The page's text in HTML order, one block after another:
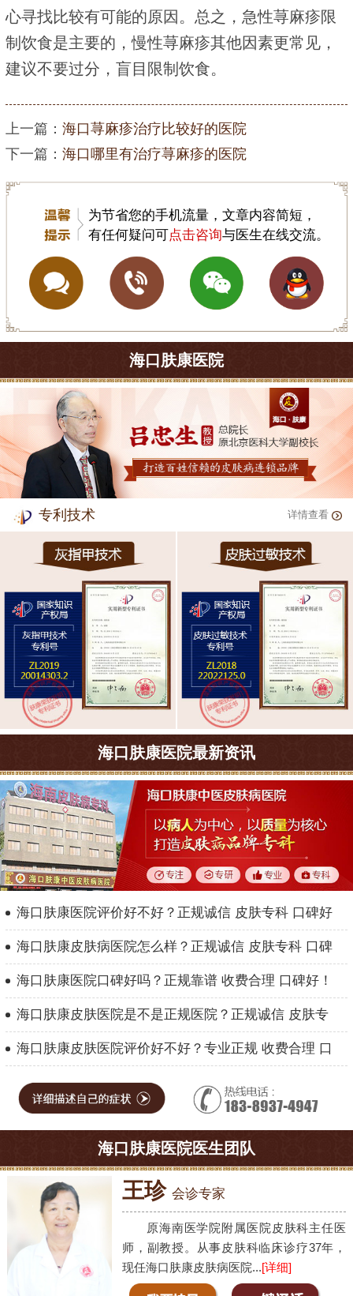
心寻找比较有可能的原因。总之，急性荨麻疹限
制饮食是主要的，慢性荨麻疹其他因素更常见，
建议不要过分，盲目限制饮食。
上一篇： 海口荨麻疹治疗比较好的医院
下一篇： 海口哪里有治疗荨麻疹的医院
为节省您的手机流量，文章内容简短，
有任何疑问可点击咨询与医生在线交流。
海口肤康医院
专利技术 详情查看
海口肤康医院最新资讯
海口肤康医院评价好不好？正规诚信 皮肤专科 口碑好
海口肤康皮肤病医院怎么样？正规诚信 皮肤专科 口碑
海口肤康医院口碑好吗？正规靠谱 收费合理 口碑好！
海口肤康皮肤医院是不是正规医院？正规诚信 皮肤专
海口肤康皮肤医院评价好不好？专业正规 收费合理 口
海口肤康医院医生团队
王珍 会诊专家
原海南医学院附属医院皮肤科主任医
师，副教授。从事皮肤科临床诊疗37年，
现任海口肤康皮肤病医院...[详细]